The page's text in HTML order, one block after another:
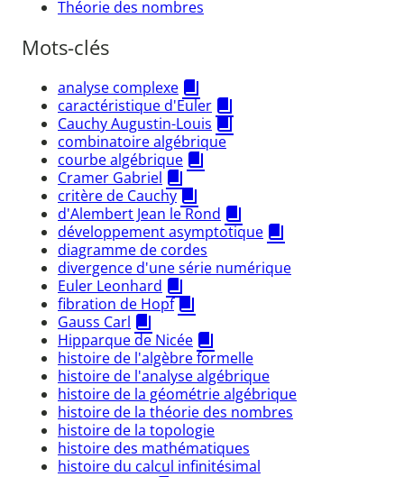
Théorie des nombres
Mots-clés
analyse complexe
caractéristique d'Euler
Cauchy Augustin-Louis
combinatoire algébrique
courbe algébrique
Cramer Gabriel
critère de Cauchy
d'Alembert Jean le Rond
développement asymptotique
diagramme de cordes
divergence d'une série numérique
Euler Leonhard
fibration de Hopf
Gauss Carl
Hipparque de Nicée
histoire de l'algèbre formelle
histoire de l'analyse algébrique
histoire de la géométrie algébrique
histoire de la théorie des nombres
histoire de la topologie
histoire des mathématiques
histoire du calcul infinitésimal